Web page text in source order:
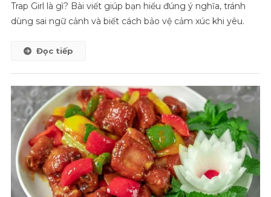
Trap Girl là gì? Bài viết giúp bạn hiểu đúng ý nghĩa, tránh
dùng sai ngữ cảnh và biết cách bảo vệ cảm xúc khi yêu.
Đọc tiếp